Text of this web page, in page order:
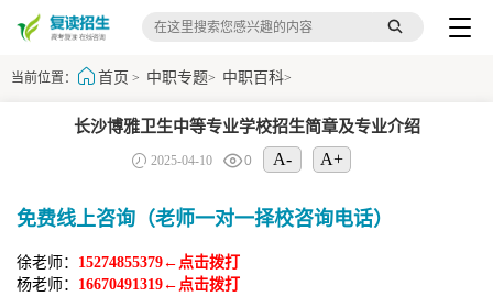
当前位置： 首页 > 中职专题> 中职百科>
长沙博雅卫生中等专业学校招生简章及专业介绍
2025-04-10 0 A- A+
免费线上咨询（老师一对一择校咨询电话）
徐老师： 15274855379←点击拨打
杨老师： 16670491319←点击拨打